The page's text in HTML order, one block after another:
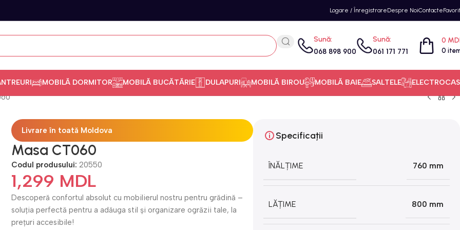
Logare / ÎnregistrareDespre NoiContacte
Sună:
068 898 900
Sună:
061 171 771 0
0
MOBILĂ DORMITOR MOBILĂ BUCĂTĂRIE DULAPURI MOBILĂ BIROU MOBILĂ BAIE SALTELE
Livrare în toată Moldova
Masa CT060
Codul produsului: 20550
1,299 MDL
Descoperă confortul absolut cu mobilierul nostru pentru grădină –
soluția perfectă pentru a adăuga stil și organizare ogrăzii tale, la
prețuri accesibile!
Specificații
ÎNĂLȚIME 760 mm
LĂȚIME 800 mm